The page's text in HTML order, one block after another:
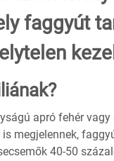
faggyút
apró fehér
megjelennek,
40-50